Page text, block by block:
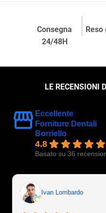
Consegna
24/48H
LE RECENSIONI
Eccellente
Forniture Dentali
Borriello
4.8
Basato su 36
Ivan Lombardo